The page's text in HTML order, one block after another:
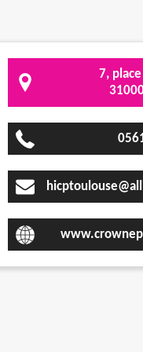
7,